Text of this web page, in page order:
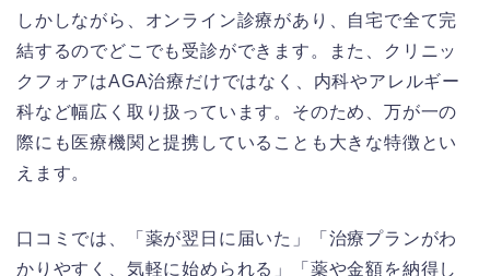
しかしながら、オンライン診療があり、自宅で全て完
結するのでどこでも受診ができます。また、クリニッ
クフォアはAGA治療だけではなく、内科やアレルギー
科など幅広く取り扱っています。そのため、万が一の
際にも医療機関と提携していることも大きな特徴とい
えます。
口コミでは、「薬が翌日に届いた」「治療プランがわ
かりやすく、気軽に始められる」「薬や金額を納得し